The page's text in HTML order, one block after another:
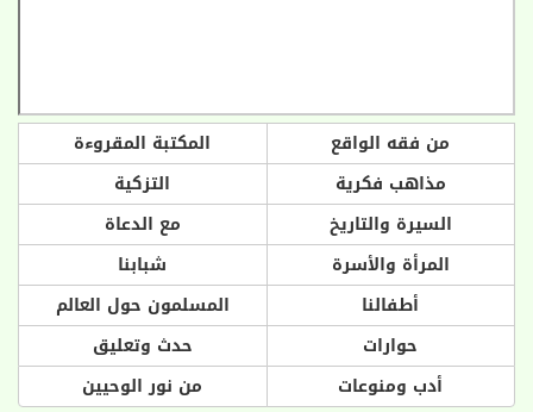
من فقه الواقع
المكتبة المقروءة
مذاهب فكرية
التزكية
السيرة والتاريخ
مع الدعاة
المرأة والأسرة
شبابنا
أطفالنا
المسلمون حول العالم
حوارات
حدث وتعليق
أدب ومنوعات
من نور الوحيين